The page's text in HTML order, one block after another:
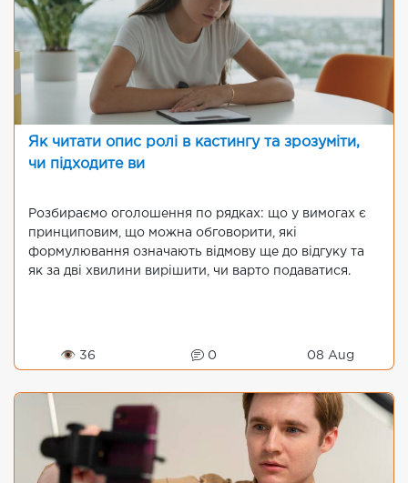
Як читати опис ролі в кастингу та зрозуміти,
чи підходите ви
Розбираємо оголошення по рядках: що у вимогах є
принциповим, що можна обговорити, які
формулювання означають відмову ще до відгуку та
як за дві хвилини вирішити, чи варто подаватися.
👁 36 0 08 Aug